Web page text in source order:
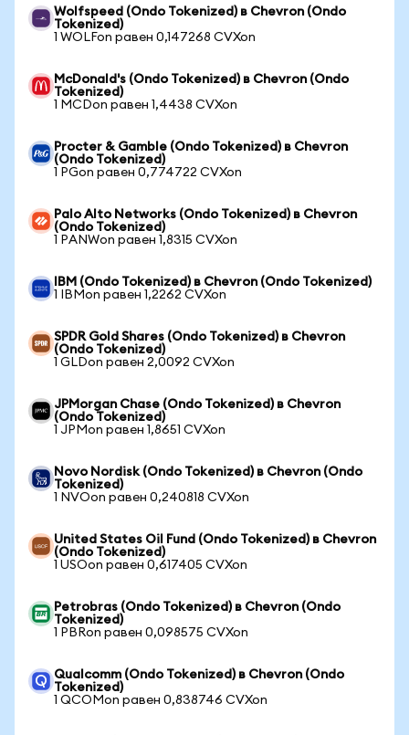
Wolfspeed (Ondo Tokenized) в Chevron (Ondo
Tokenized)
1 WOLFon равен 0,147268 CVXon
McDonald's (Ondo Tokenized) в Chevron (Ondo
Tokenized)
1 MCDon равен 1,4438 CVXon
Procter & Gamble (Ondo Tokenized) в Chevron
(Ondo Tokenized)
1 PGon равен 0,774722 CVXon
Palo Alto Networks (Ondo Tokenized) в Chevron
(Ondo Tokenized)
1 PANWon равен 1,8315 CVXon
IBM (Ondo Tokenized) в Chevron (Ondo Tokenized)
1 IBMon равен 1,2262 CVXon
SPDR Gold Shares (Ondo Tokenized) в Chevron
(Ondo Tokenized)
1 GLDon равен 2,0092 CVXon
JPMorgan Chase (Ondo Tokenized) в Chevron
(Ondo Tokenized)
1 JPMon равен 1,8651 CVXon
Novo Nordisk (Ondo Tokenized) в Chevron (Ondo
Tokenized)
1 NVOon равен 0,240818 CVXon
United States Oil Fund (Ondo Tokenized) в Chevron
(Ondo Tokenized)
1 USOon равен 0,617405 CVXon
Petrobras (Ondo Tokenized) в Chevron (Ondo
Tokenized)
1 PBRon равен 0,098575 CVXon
Qualcomm (Ondo Tokenized) в Chevron (Ondo
Tokenized)
1 QCOMon равен 0,838746 CVXon